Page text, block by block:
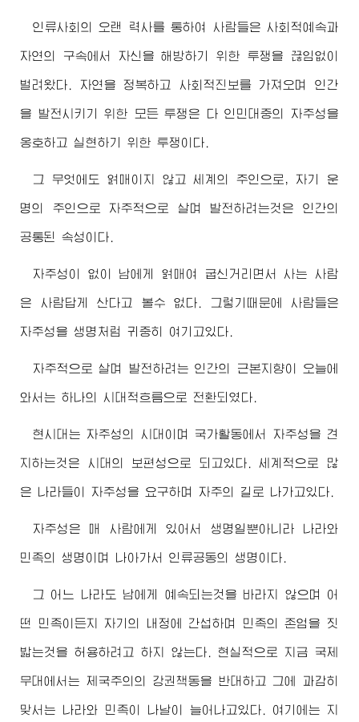
인류사회의 오랜 력사를 통하여 사람들은 사회적예속과
자연의 구속에서 자신을 해방하기 위한 투쟁을 끊임없이
벌려왔다. 자연을 정복하고 사회적진보를 가져오며 인간
을 발전시키기 위한 모든 투쟁은 다 인민대중의 자주성을
옹호하고 실현하기 위한 투쟁이다.
그 무엇에도 얽매이지 않고 세계의 주인으로, 자기 운
명의 주인으로 자주적으로 살며 발전하려는것은 인간의
공통된 속성이다.
자주성이 없이 남에게 얽매여 굽신거리면서 사는 사람
은 사람답게 산다고 볼수 없다. 그렇기때문에 사람들은
자주성을 생명처럼 귀중히 여기고있다.
자주적으로 살며 발전하려는 인간의 근본지향이 오늘에
와서는 하나의 시대적흐름으로 전환되였다.
현시대는 자주성의 시대이며 국가활동에서 자주성을 견
지하는것은 시대의 보편성으로 되고있다. 세계적으로 많
은 나라들이 자주성을 요구하며 자주의 길로 나가고있다.
자주성은 매 사람에게 있어서 생명일뿐아니라 나라와
민족의 생명이며 나아가서 인류공동의 생명이다.
그 어느 나라도 남에게 예속되는것을 바라지 않으며 어
떤 민족이든지 자기의 내정에 간섭하며 민족의 존엄을 짓
밟는것을 허용하려고 하지 않는다. 현실적으로 지금 국제
무대에서는 제국주의의 강권책동을 반대하고 그에 과감히
맞서는 나라와 민족이 나날이 늘어나고있다. 여기에는 지